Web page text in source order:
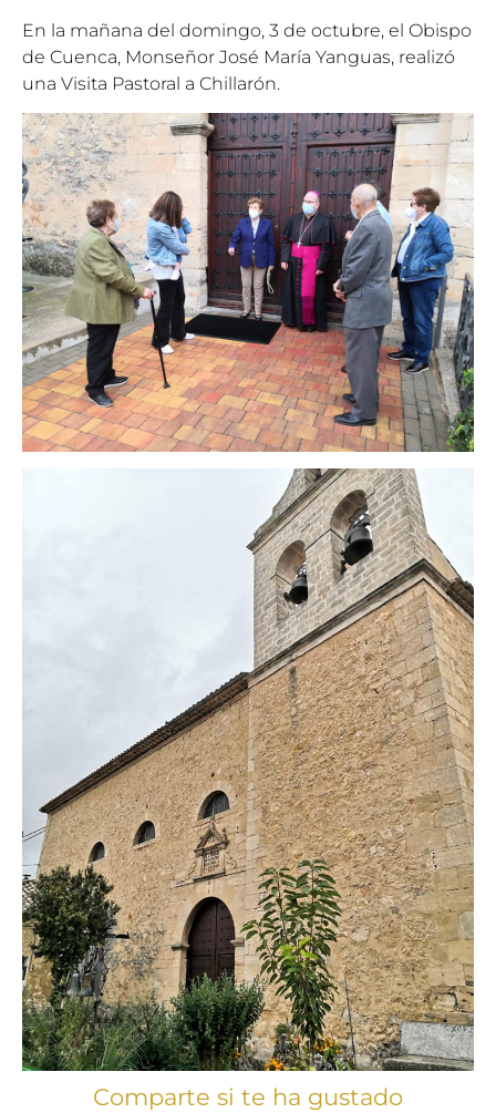
En la mañana del domingo, 3 de octubre, el Obispo
de Cuenca, Monseñor José María Yanguas, realizó
una Visita Pastoral a Chillarón.
Comparte si te ha gustado